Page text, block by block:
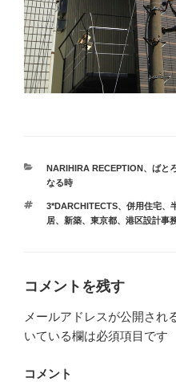
カ
テ
リ
ー
NARIHIRA RECEPTION、 ばと
なる時
タ
グ
3*DARCHITECTS、 併用住宅、
居、 新築、 東京都、 港区設計事
コメントを残す
メールアドレスが公開され
いている欄は必須項目です
コメント